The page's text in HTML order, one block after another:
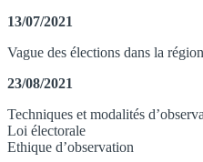
13/07/2021
Vague des élections dans la
23/08/2021
Techniques et modalités
Loi électorale
Ethique d’observation